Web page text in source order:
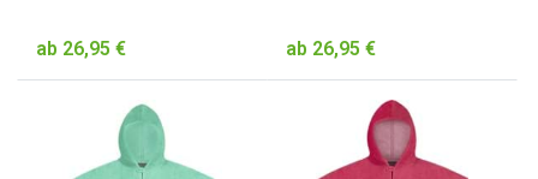
kuscheliger kinderbademantel
ab 26,95 €
kuscheliger kinderbademantel
ab 26,95 €